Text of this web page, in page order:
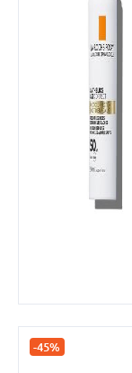
-45%